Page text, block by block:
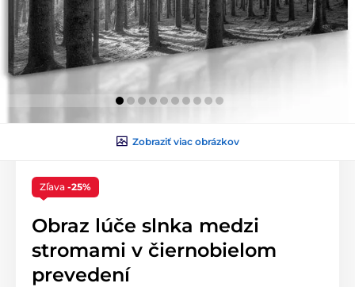
Zobraziť viac obrázkov
Zľava -25%
Obraz lúče slnka medzi
stromami v čiernobielom
prevedení